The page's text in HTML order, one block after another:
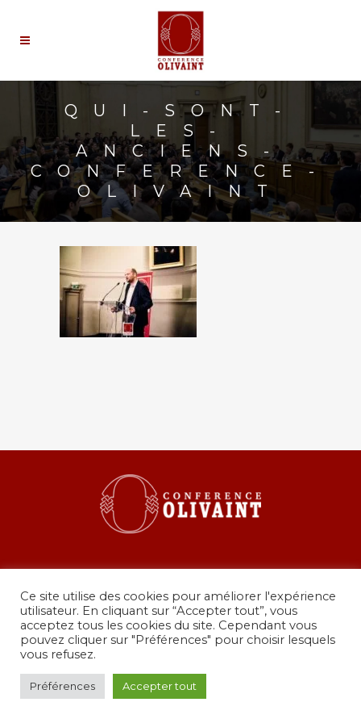
QUI-SONT-
LES-
ANCIENS-
CONFERENCE-
OLIVAINT
36 rue de Grenelle, 75007 Paris
presidence@conferenceolivaint.fr
© Copyright 2024 - Conférence Olivaint -
Ce site utilise des cookies pour améliorer l'expérience
utilisateur. En cliquant sur “Accepter tout”, vous
acceptez tous les cookies du site. Cependant vous
pouvez cliquer sur "Préférences" pour choisir lesquels
vous refusez.
Préférences Accepter tout